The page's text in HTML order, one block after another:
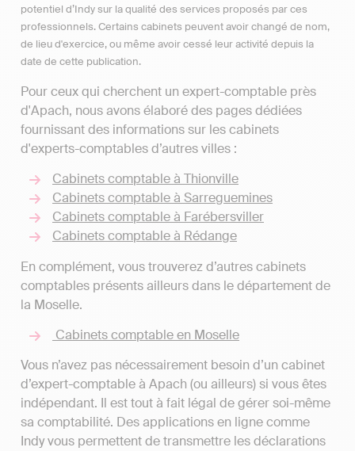
potentiel d’Indy sur la qualité des services proposés par ces
professionnels. Certains cabinets peuvent avoir changé de nom,
de lieu d'exercice, ou même avoir cessé leur activité depuis la
date de cette publication.
Pour ceux qui cherchent un expert-comptable près
d'Apach, nous avons élaboré des pages dédiées
fournissant des informations sur les cabinets
d'experts-comptables d’autres villes :
Cabinets comptable à Thionville
Cabinets comptable à Sarreguemines
Cabinets comptable à Farébersviller
Cabinets comptable à Rédange
En complément, vous trouverez d’autres cabinets
comptables présents ailleurs dans le département de
la Moselle.
Cabinets comptable en Moselle
Vous n’avez pas nécessairement besoin d’un cabinet
d’expert-comptable à Apach (ou ailleurs) si vous êtes
indépendant. Il est tout à fait légal de gérer soi-même
sa comptabilité. Des applications en ligne comme
Indy vous permettent de transmettre les déclarations